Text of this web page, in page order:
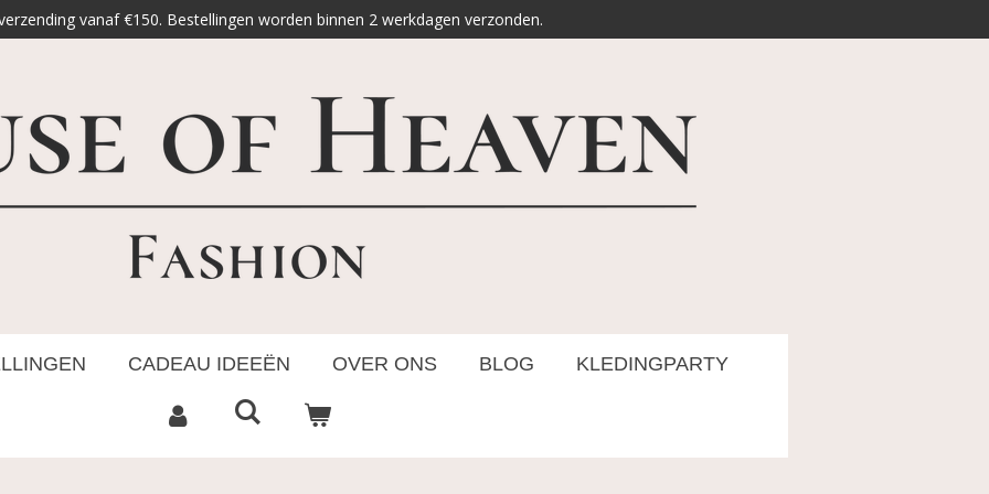
vanaf €150. Bestellingen worden binnen 2 werkdagen verzonden.
CADEAU IDEEËN OVER ONS BLOG KLEDINGPARTY